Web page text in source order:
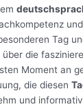
Tag
die
Moment an
die diesen
und